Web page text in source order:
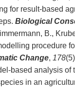
for result-based
Biological
B.,
procedure
Change, 178
based analysis
in an